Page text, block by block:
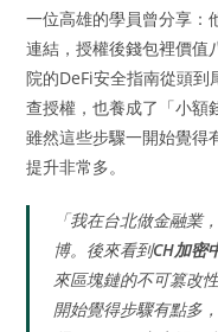
一位高雄的學員曾分享
連結，授權後錢包裡價值
院的DeFi安全指南從頭
查授權，也養成了「小額
雖然這些步驟一開始覺得
提升非常多。
「我在台北做金融業
博。後來看到CH加密
來區塊鏈的不可篡改
開始覺得步驟有點多